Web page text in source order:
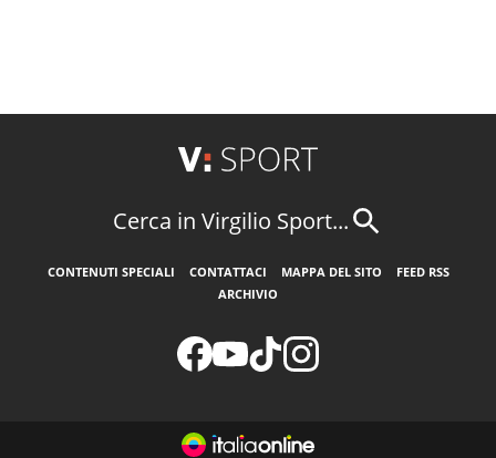
Cerca in Virgilio Sport...
CONTENUTI SPECIALI CONTATTACI MAPPA DEL SITO
FEED RSS
ARCHIVIO